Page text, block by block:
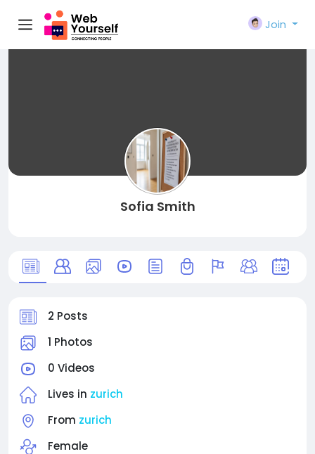
Join
Sofia Smith
2 Posts
1 Photos
0 Videos
Lives in zurich
From zurich
Female